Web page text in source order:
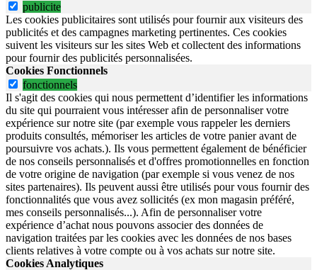
publicite
Les cookies publicitaires sont utilisés pour fournir aux visiteurs des
publicités et des campagnes marketing pertinentes. Ces cookies
suivent les visiteurs sur les sites Web et collectent des informations
pour fournir des publicités personnalisées.
Cookies Fonctionnels
fonctionnels
Il s'agit des cookies qui nous permettent d’identifier les informations
du site qui pourraient vous intéresser afin de personnaliser votre
expérience sur notre site (par exemple vous rappeler les derniers
produits consultés, mémoriser les articles de votre panier avant de
poursuivre vos achats.). Ils vous permettent également de bénéficier
de nos conseils personnalisés et d'offres promotionnelles en fonction
de votre origine de navigation (par exemple si vous venez de nos
sites partenaires). Ils peuvent aussi être utilisés pour vous fournir des
fonctionnalités que vous avez sollicités (ex mon magasin préféré,
mes conseils personnalisés...). Afin de personnaliser votre
expérience d’achat nous pouvons associer des données de
navigation traitées par les cookies avec les données de nos bases
clients relatives à votre compte ou à vos achats sur notre site.
Cookies Analytiques